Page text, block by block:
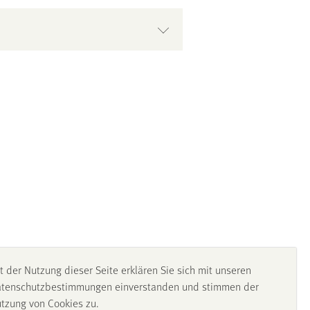
der Nutzung dieser Seite erklären Sie sich mit unseren
einverstanden und stimmen der
von Cookies zu.